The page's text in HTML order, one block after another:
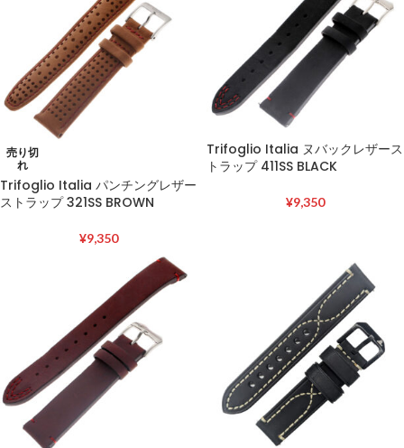
売り切
れ
Trifoglio Italia パンチングレザー
ストラップ 321SS BROWN
¥9,350
Trifoglio Italia ヌバックレザース
トラップ 411SS BLACK
¥9,350